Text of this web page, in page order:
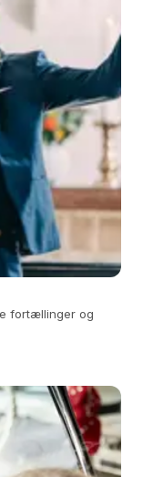
fortællinger og